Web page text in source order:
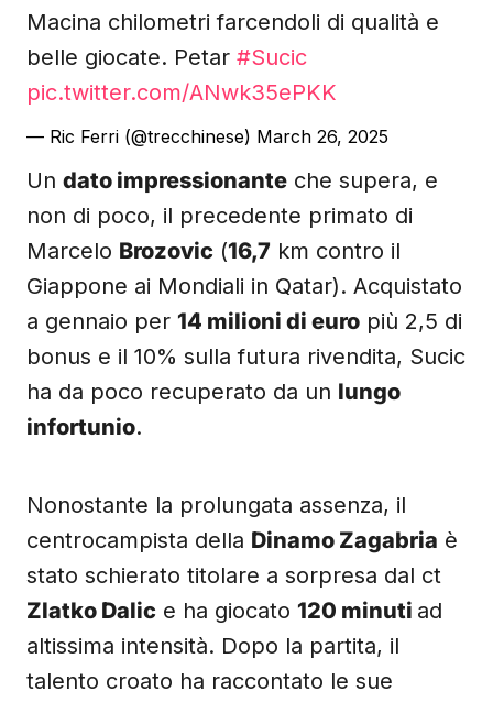
Macina chilometri farcendoli di qualità e
belle giocate. Petar #Sucic
pic.twitter.com/ANwk35ePKK
— Ric Ferri (@trecchinese) March 26, 2025
Un dato impressionante che supera, e
non di poco, il precedente primato di
Marcelo Brozovic (16,7 km contro il
Giappone ai Mondiali in Qatar). Acquistato
a gennaio per 14 milioni di euro più 2,5 di
bonus e il 10% sulla futura rivendita, Sucic
ha da poco recuperato da un lungo
infortunio.
Nonostante la prolungata assenza, il
centrocampista della Dinamo Zagabria è
stato schierato titolare a sorpresa dal ct
Zlatko Dalic e ha giocato 120 minuti ad
altissima intensità. Dopo la partita, il
talento croato ha raccontato le sue